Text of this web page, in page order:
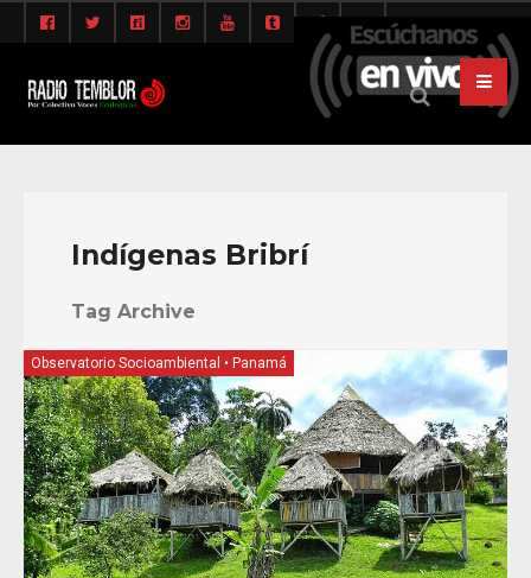
Indígenas Bribrí
Tag Archive
Observatorio Socioambiental • Panamá